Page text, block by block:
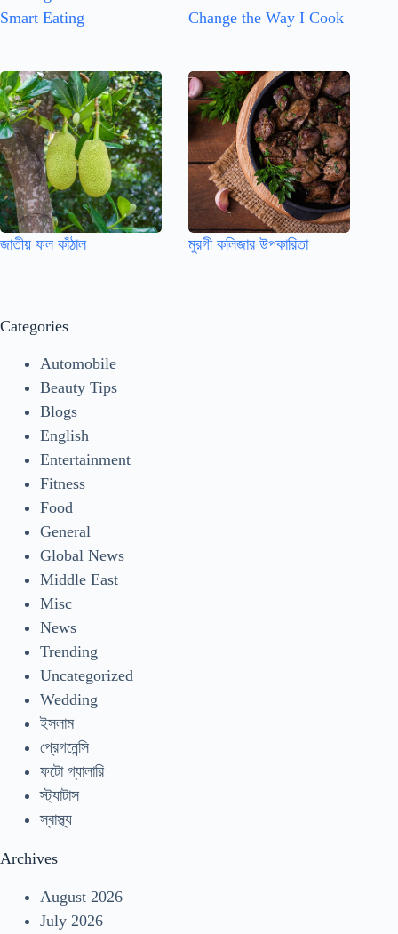
Smart Eating
Change the Way I Cook
জাতীয় ফল কাঁঠাল মুরগী কলিজার উপকারিতা
Categories
Automobile
Beauty Tips
Blogs
English
Entertainment
Fitness
Food
General
Global News
Middle East
Misc
News
Trending
Uncategorized
Wedding
ইসলাম
প্রেগনেন্সি
ফটো গ্যালারি
স্ট্যাটাস
স্বাস্থ্য
Archives
August 2026
July 2026